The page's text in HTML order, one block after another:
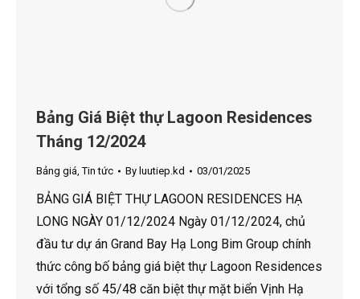
Bảng Giá Biệt thự Lagoon Residences
Tháng 12/2024
Bảng giá,Tin tức By luutiep.kd 03/01/2025
BẢNG GIÁ BIỆT THỰ LAGOON RESIDENCES HẠ
LONG NGÀY 01/12/2024 Ngày 01/12/2024, chủ
đầu tư dự án Grand Bay Hạ Long Bim Group chính
thức công bố bảng giá biệt thự Lagoon Residences
với tổng số 45/48 căn biệt thự mặt biển Vịnh Hạ